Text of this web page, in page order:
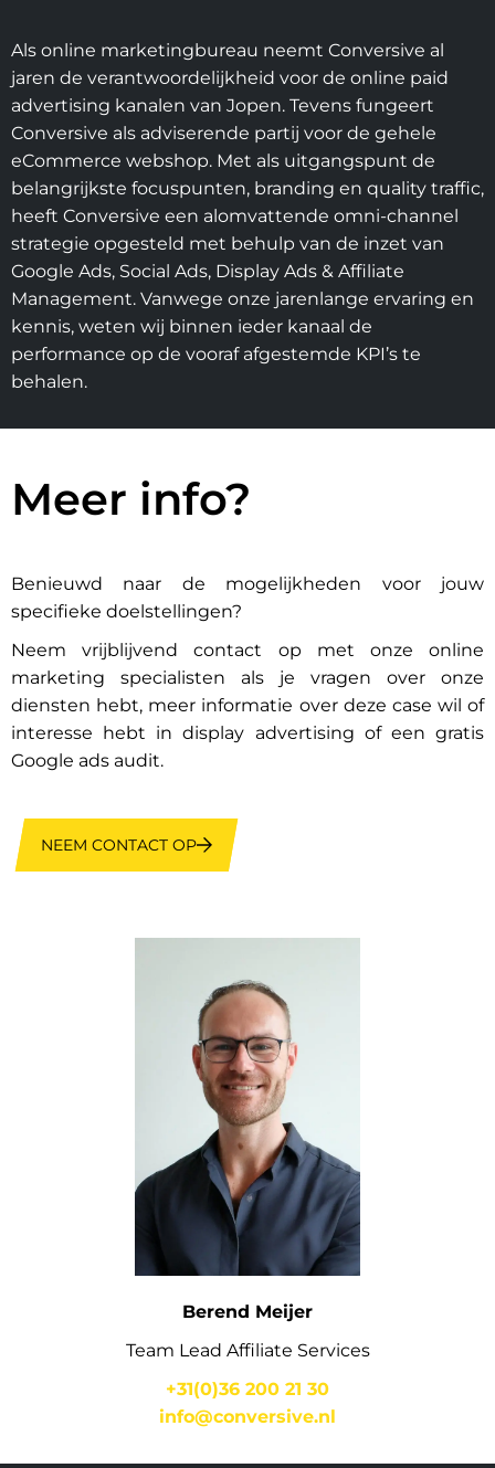
Als online marketingbureau neemt Conversive al
jaren de verantwoordelijkheid voor de online paid
advertising kanalen van Jopen. Tevens fungeert
Conversive als adviserende partij voor de gehele
eCommerce webshop. Met als uitgangspunt de
belangrijkste focuspunten, branding en quality traffic,
heeft Conversive een alomvattende omni-channel
strategie opgesteld met behulp van de inzet van
Google Ads, Social Ads, Display Ads & Affiliate
Management. Vanwege onze jarenlange ervaring en
kennis, weten wij binnen ieder kanaal de
performance op de vooraf afgestemde KPI’s te
behalen.
Meer info?
Benieuwd naar de mogelijkheden voor jouw
specifieke doelstellingen?
Neem vrijblijvend contact op met onze online
marketing specialisten als je vragen over onze
diensten hebt, meer informatie over deze case wil of
interesse hebt in display advertising of een gratis
Google ads audit.
NEEM CONTACT OP
Berend Meijer
Team Lead Affiliate Services
+31(0)36 200 21 30
info@conversive.nl